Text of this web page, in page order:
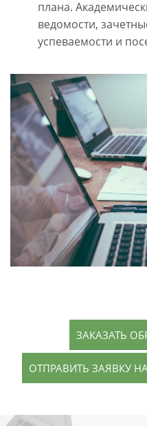
плана.
ведомости,
успеваемости и
ЗАКАЗАТЬ
ОТПРАВИТЬ ЗАЯВКУ